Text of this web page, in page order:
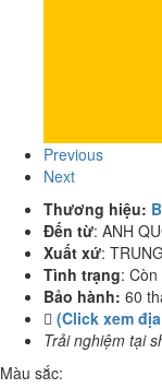
Previous
Next
Thương hiệu:
Đến từ: ANH
Xuất xứ:
Tình trạng: Còn
Bảo hành: 60
(Click xem
Trải nghiệm tại
Màu sắc: